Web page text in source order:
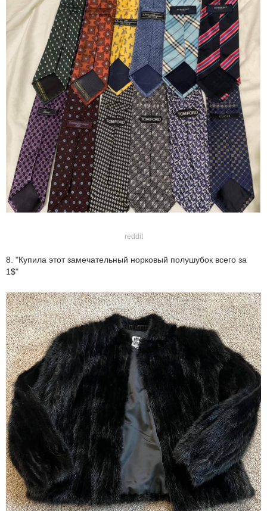
reddit
8. "Купила этот замечательный норковый полушубок всего за
1$"